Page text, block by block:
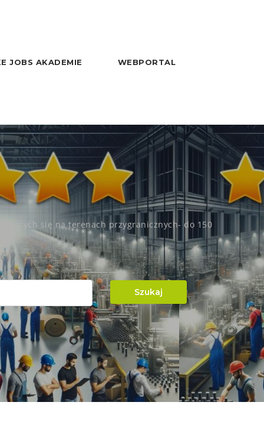
JOBS AKADEMIE WEBPORTAL
się na terenach przygranicznych- do 150
Szukaj